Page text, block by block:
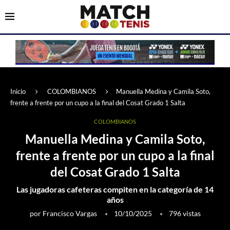
Inicio COLOMBIANOS
Manuella Medina y Camila Soto,
frente a frente por un cupo a la final del Cosat Grado 1 Salta
COLOMBIANOS
Manuella Medina y Camila Soto,
frente a frente por un cupo a la final
del Cosat Grado 1 Salta
Las jugadoras cafeteras compiten en la categoría de 14
años
por Francisco Vargas 10/10/2025 796vistas